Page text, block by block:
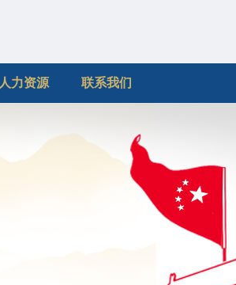
人力资源 联系我们